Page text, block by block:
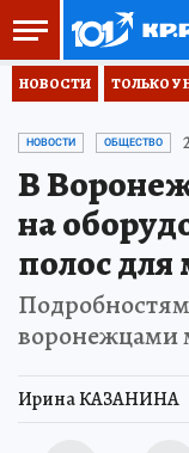
НОВОСТИ ТОЛЬКО У
НОВОСТИ ОБЩЕСТВО
В
на
полос для
воронежцами
Ирина КАЗАНИНА